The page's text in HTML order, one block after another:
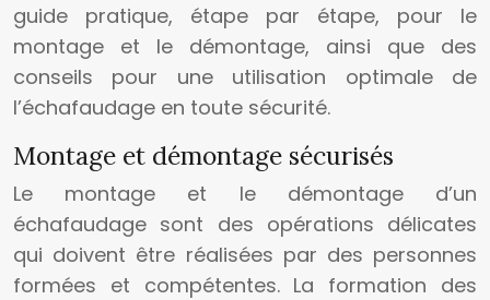
guide pratique, étape par étape, pour le
montage et le démontage, ainsi que des
conseils pour une utilisation optimale de
l’échafaudage en toute sécurité.
Montage et démontage sécurisés
Le montage et le démontage d’un
échafaudage sont des opérations délicates
qui doivent être réalisées par des personnes
formées et compétentes. La formation des